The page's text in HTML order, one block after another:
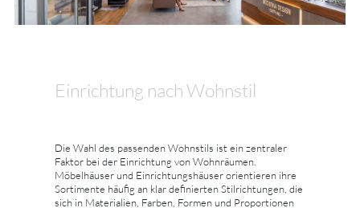
Einrichtung nach Wohnstil
Die Wahl des passenden Wohnstils ist ein zentraler
Faktor bei der Einrichtung von Wohnräumen.
Möbelhäuser und Einrichtungshäuser orientieren ihre
Sortimente häufig an klar definierten Stilrichtungen, die
sich in Materialien, Farben, Formen und Proportionen